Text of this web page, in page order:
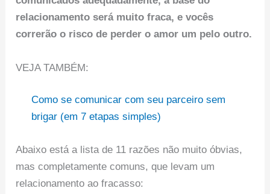
relacionamento será muito fraca, e vocês
correrão o risco de perder o amor um pelo outro.
VEJA TAMBÉM:
Como se comunicar com seu parceiro sem
brigar (em 7 etapas simples)
Abaixo está a lista de 11 razões não muito óbvias,
mas completamente comuns, que levam um
relacionamento ao fracasso: